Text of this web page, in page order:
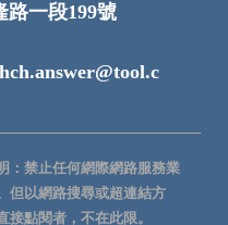
路一段199號
：禁止任何網際網路服務業
但以網路搜尋或超連結方
點閱者，不在此限。